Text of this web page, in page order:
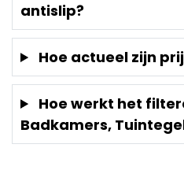
antislip?
Hoe actueel zijn
Hoe werkt het
Badkamers,